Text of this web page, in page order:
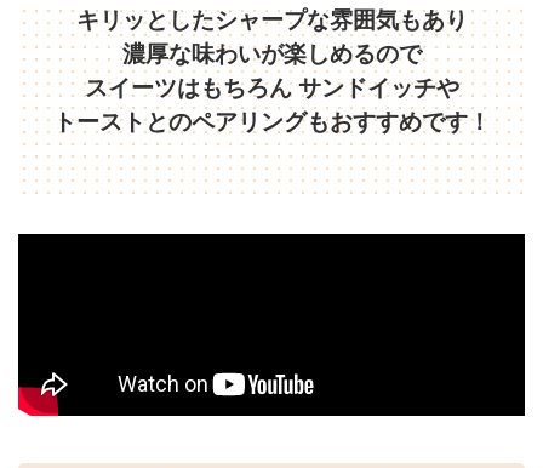
キリッとしたシャープな雰囲気もあり
濃厚な味わいが楽しめるので
スイーツはもちろん サンドイッチや
トーストとのペアリングもおすすめです！